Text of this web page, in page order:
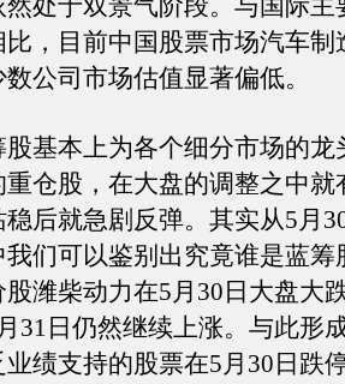
处于双景气阶段。与国际主
，目前中国股票市场汽车制
公司市场估值显著偏低。
本上为各个细分市场的龙
仓股，在大盘的调整之中就
后就急剧反弹。其实从5月
们可以鉴别出究竟谁是蓝筹
潍柴动力在5月30日大盘大
31日仍然继续上涨。与此形
绩支持的股票在5月30日跌